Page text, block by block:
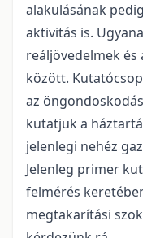
alakulásának
aktivitás is.
reáljövedelmek
között.
az
kutatjuk a
jelenlegi nehéz
Jelenleg primer
felmérés
megtakarítási